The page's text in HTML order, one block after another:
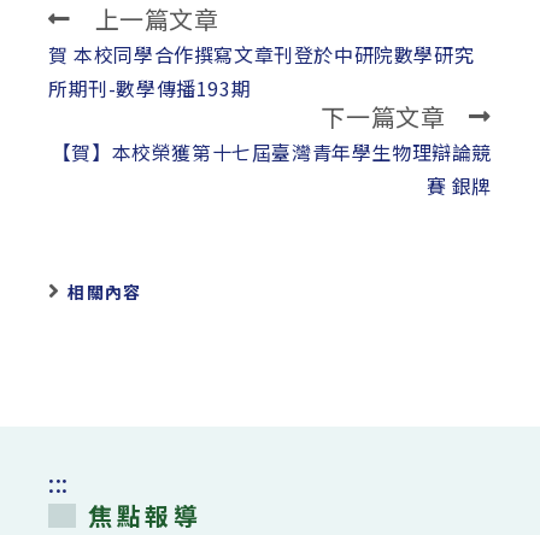
Read
more
articles
上一篇文章
賀 本校同學合作撰寫文章刊登於中研院數學研究
所期刊-數學傳播193期
下一篇文章
【賀】本校榮獲第十七屆臺灣青年學生物理辯論競
賽 銀牌
相關內容
:::
焦點報導